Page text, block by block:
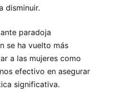
disminuir.
paradoja
se ha vuelto más
a las mujeres como
efectivo en asegurar
significativa.